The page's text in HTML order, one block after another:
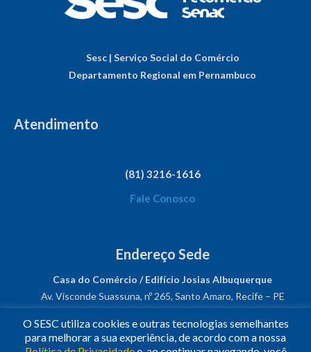
Sesc | Serviço Social do Comércio
Departamento Regional em Pernambuco
Atendimento
(81) 3216-1616
Fale Conosco
Endereço Sede
Casa do Comércio / Edifício Josias Albuquerque
Av. Visconde Suassuna, nº 265, Santo Amaro, Recife – PE
CNPJ: 03.482.931/0001-61
O SESC utiliza cookies e outras tecnologias semelhantes
para melhorar a sua experiência, de acordo com a nossa